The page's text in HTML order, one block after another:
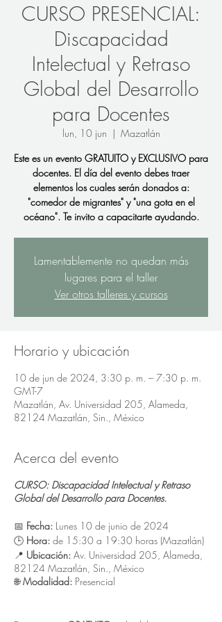
CURSO PRESENCIAL:
Discapacidad
Intelectual y Retraso
Global del Desarrollo
para Docentes
lun, 10 jun
  |
Mazatlán
Este es un evento GRATUITO y EXCLUSIVO para
docentes. El día del evento debes traer
elementos los cuales serán donados a:
"comedor de migrantes" y "una gota en el
océano". Te invito a capacitarte ayudando.
Lamentablemente no quedan más
lugares para el taller
Ver otros talleres y cursos
Horario y ubicación
10 de jun de 2024, 3:30 p. m. – 7:30 p. m.
GMT-7
Mazatlán, Av. Universidad 205, Alameda,
82124 Mazatlán, Sin., México
Acerca del evento
CURSO: Discapacidad Intelectual y Retraso
Global del Desarrollo para Docentes.
📅 Fecha: Lunes 10 de junio de 2024
🕒 Hora: de 15:30 a 19:30 horas (Mazatlán)
📍 Ubicación: Av. Universidad 205, Alameda,
82124 Mazatlán, Sin., México
🌐Modalidad: Presencial